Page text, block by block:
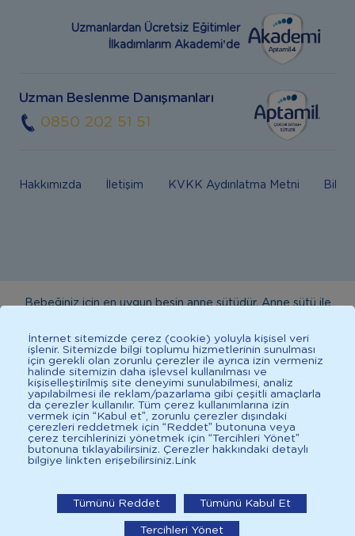
Uzmanlardan Ücretsiz Eğitimler
İlkadımlarım Akademi’de
Uzman Beslenme Danışmanları
0850 202 51 51
Hakkımızda İletişim KVKK Aydınlatma Metni Bilgi
Bebeğiniz için en uygun besin anne sütüdür. Anne sütü ile
danışınız. Bu sitede yayınlanan bilgiler hekim tavsiyesi
yerine geçmez. En doğru bilgi için doktorunuza danışınız.
Sağlıklı yaşam için dengeli, çeşitli beslenilmelidir. *D vitamini
çocuklarda bağışıklık sisteminin normal işlevine katkıda
bulunur.
İlkadımlarım'ı uygulamada
İnternet sitemizde çerez (cookie) yoluyla kişisel veri
işlenir. Sitemizde bilgi toplumu hizmetlerinin sunulması
için gerekli olan zorunlu çerezler ile ayrıca izin vermeniz
halinde sitemizin daha işlevsel kullanılması ve
kişiselleştirilmiş site deneyimi sunulabilmesi, analiz
yapılabilmesi ile reklam/pazarlama gibi çeşitli amaçlarla
da çerezler kullanılır. Tüm çerez kullanımlarına izin
vermek için “Kabul et”, zorunlu çerezler dışındaki
çerezleri reddetmek için “Reddet” butonuna veya
çerez tercihlerinizi yönetmek için “Tercihleri Yönet”
butonuna tıklayabilirsiniz. Çerezler hakkındaki detaylı
bilgiye linkten erişebilirsiniz. Link
Tümünü Reddet Tümünü Kabul Et
Tercihleri Yönet